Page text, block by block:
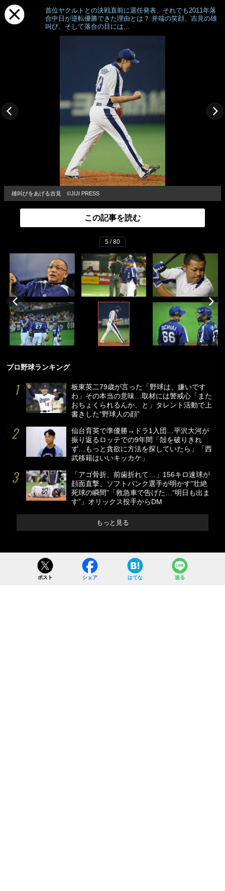
首位ヤクルトとの決戦直前に退任発表、それでも2011年落
合中日が逆転優勝できた理由とは？ 井端の笑顔、吉見の雄
叫び、そして落合の目には…
雄叫びをあげる吉見 ©JIJI PRESS
この記事を読む
5 / 80
プロ野球ランキング
板東英二79歳が言った「野球は、嫌いです
わ」その本当の意味…取材には警戒心「また
おちょくられるんか、と」タレント活動で上
書きした“野球人の顔”
仙台育英で準優勝→ドラ1入団…平沢大河が
振り返るロッテでの9年間「殻を破りきれ
ず…もっと貪欲に方法を探していたら」「西
武移籍はいいキッカケ」
「アゴ骨折、前歯折れて…」156キロ速球が
顔面直撃、ソフトバンク選手が明かす“壮絶
死球の瞬間”「救急車で告げた…“明日も出ま
す”」オリックス投手からDM
もっと見る
ポスト シェア はてな 送る